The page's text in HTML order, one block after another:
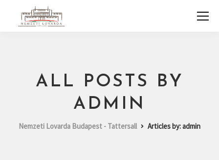
ALL POSTS BY
ADMIN
Nemzeti Lovarda Budapest - Tattersall Articles by: admin